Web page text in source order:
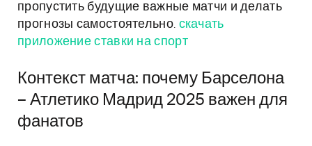
пропустить будущие важные матчи и делать
прогнозы самостоятельно. скачать
приложение ставки на спорт
Контекст матча: почему Барселона
– Атлетико Мадрид 2025 важен для
фанатов